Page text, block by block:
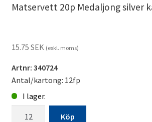
Matservett 20p Medaljong silver
15.75 SEK (exkl. moms)
Artnr: 340724
Antal/kartong: 12fp
I lager.
Köp